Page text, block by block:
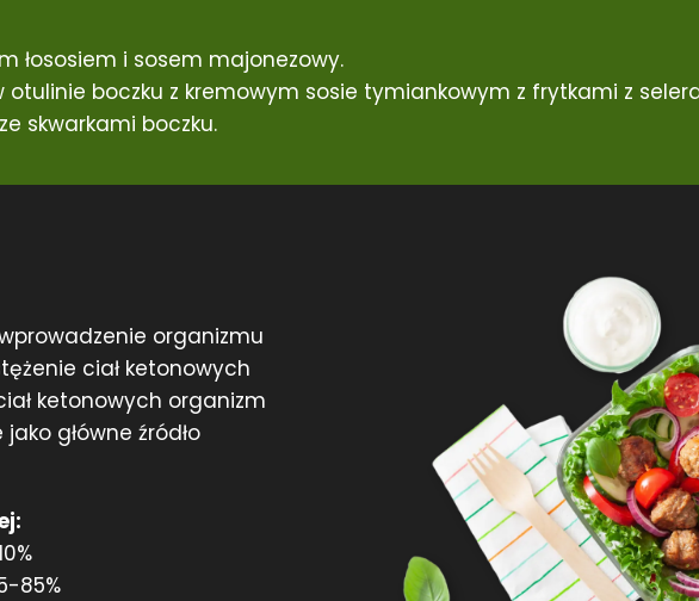
łososiem i sosem majonezowy.
otulinie boczku z kremowym sosie tymiankowym z frytkami z
skwarkami boczku.
organizmu
ciał ketonowych
ketonowych organizm
główne źródło
85%